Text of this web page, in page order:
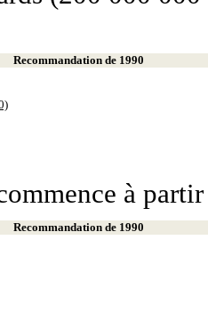
Recommandation de 1990
à
Recommandation de 1990